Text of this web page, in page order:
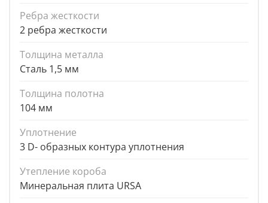
Ребра жесткости
2 ребра жесткости
Толщина металла
Сталь 1,5 мм
Толщина полотна
104 мм
Уплотнение
3 D- образных контура уплотнения
Утепление короба
Минеральная плита URSA